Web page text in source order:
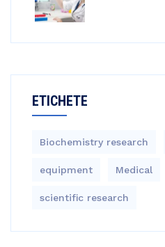
ETICHETE
Biochemistry research
equipment‎ Medical
scientific research